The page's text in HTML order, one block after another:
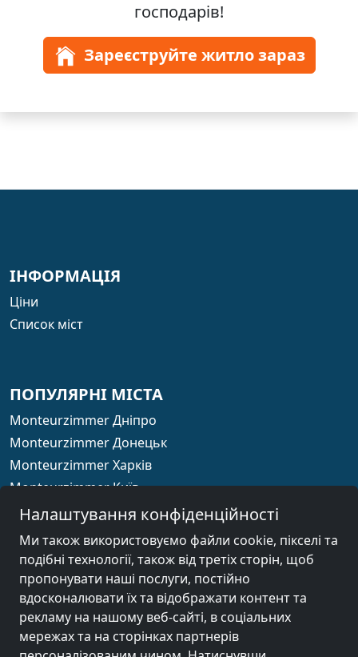
господарів!
Зареєструйте житло зараз
ІНФОРМАЦІЯ
Ціни
Список міст
ПОПУЛЯРНІ МІСТА
Monteurzimmer Дніпро
Monteurzimmer Донецьк
Monteurzimmer Харків
Monteurzimmer Київ
Monteurzimmer Одеса
Monteurzimmer Запоріжжя
країна
Налаштування конфіденційності
Ми також використовуємо файли cookie, пікселі та
подібні технології, також від третіх сторін, щоб
пропонувати наші послуги, постійно
вдосконалювати їх та відображати контент та
рекламу на нашому веб-сайті, в соціальних
мережах та на сторінках партнерів